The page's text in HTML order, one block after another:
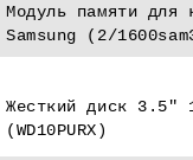
Модуль памяти для
Samsung (2/
Жесткий диск 3.5"
(WD10PURX)